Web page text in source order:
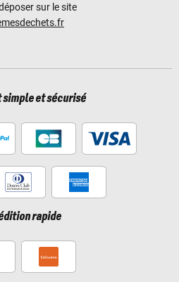
sur le site
simple et sécurisé
rapide